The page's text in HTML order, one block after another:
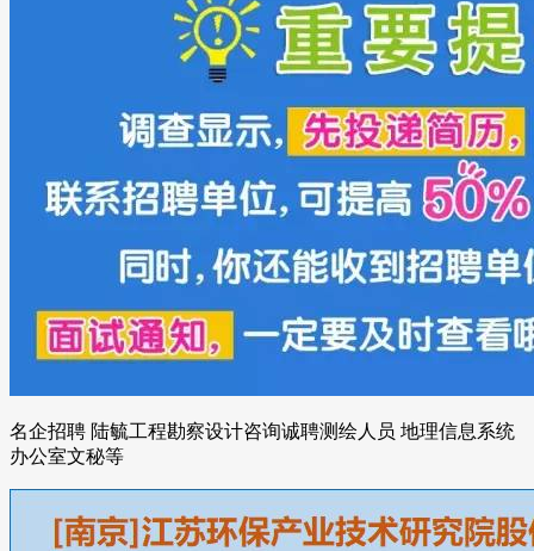
名企招聘 陆毓工程勘察设计咨询诚聘测绘人员 地理信息系统
办公室文秘等